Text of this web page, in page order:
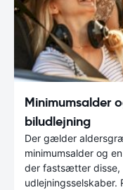
Minimumsalder
biludlejning
Der gælder
minimumsalder og
der fastsætter disse,
udlejningsselskaber.